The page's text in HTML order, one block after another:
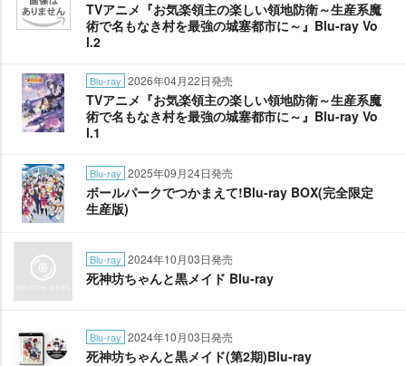
TVアニメ『お気楽領主の楽しい領地防衛～生産系魔
術で名もなき村を最強の城塞都市に～』Blu-ray Vo
l.2
Blu-ray 2026年04月22日発売
TVアニメ『お気楽領主の楽しい領地防衛～生産系魔
術で名もなき村を最強の城塞都市に～』Blu-ray Vo
l.1
Blu-ray 2025年09月24日発売
ボールパークでつかまえて!Blu-ray BOX(完全限定
生産版)
Blu-ray 2024年10月03日発売
死神坊ちゃんと黒メイド Blu-ray
Blu-ray 2024年10月03日発売
死神坊ちゃんと黒メイド(第2期)Blu-ray